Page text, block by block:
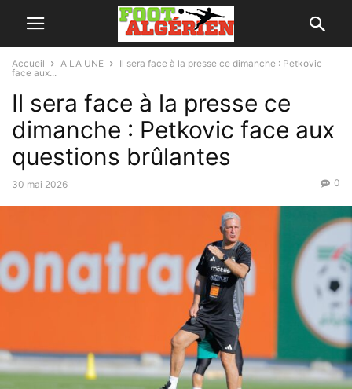
Accueil A LA UNE
Il sera face à la presse ce dimanche : Petkovic
face aux...
Il sera face à la presse ce
dimanche : Petkovic face aux
questions brûlantes
30 mai 2026 0